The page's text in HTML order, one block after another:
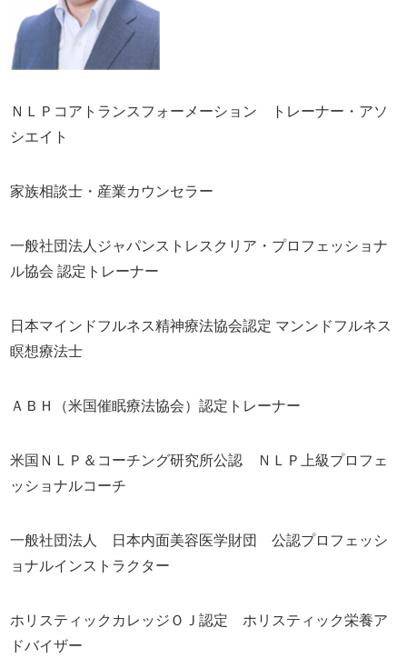
ＮＬＰコアトランスフォーメーション トレーナー・アソ
シエイト
家族相談士・産業カウンセラー
一般社団法人ジャパンストレスクリア・プロフェッショナ
ル協会 認定トレーナー
日本マインドフルネス精神療法協会認定 マンンドフルネス
瞑想療法士
ＡＢＨ（米国催眠療法協会）認定トレーナー
米国ＮＬＰ＆コーチング研究所公認 ＮＬＰ上級プロフェ
ッショナルコーチ
一般社団法人 日本内面美容医学財団 公認プロフェッシ
ョナルインストラクター
ホリスティックカレッジＯＪ認定 ホリスティック栄養ア
ドバイザー